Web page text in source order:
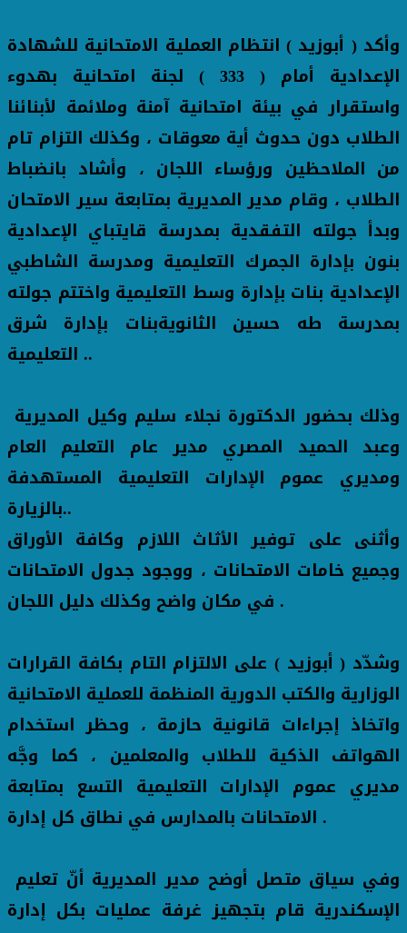
وأكد ( أبوزيد ) انتظام العملية الامتحانية للشهادة
الإعدادية أمام ( 333 ) لجنة امتحانية بهدوء
واستقرار في بيئة امتحانية آمنة وملائمة لأبنائنا
الطلاب دون حدوث أية معوقات ، وكذلك التزام تام
من الملاحظين ورؤساء اللجان ، وأشاد بانضباط
الطلاب ، وقام مدير المديرية بمتابعة سير الامتحان
وبدأ جولته التفقدية بمدرسة قايتباي الإعدادية
بنون بإدارة الجمرك التعليمية ومدرسة الشاطبي
الإعدادية بنات بإدارة وسط التعليمية واختتم جولته
بمدرسة طه حسين الثانويةبنات بإدارة شرق
التعليمية ..
وعبد الحميد المصري مدير عام التعليم العام
ومديري عموم الإدارات التعليمية المستهدفة
بالزيارة..
وأثنى على توفير الأثاث اللازم وكافة الأوراق
وجميع خامات الامتحانات ، ووجود جدول الامتحانات
في مكان واضح وكذلك دليل اللجان .
وشدّد ( أبوزيد ) على الالتزام التام بكافة القرارات
الوزارية والكتب الدورية المنظمة للعملية الامتحانية
واتخاذ إجراءات قانونية حازمة ، وحظر استخدام
الهواتف الذكية للطلاب والمعلمين ، كما وجَّه
مديري عموم الإدارات التعليمية التسع بمتابعة
الامتحانات بالمدارس في نطاق كل إدارة .
الإسكندرية قام بتجهيز غرفة عمليات بكل إدارة